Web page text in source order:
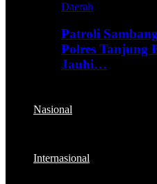
Daerah
Patroli
Polres Tanjung
Jauhi…
Nasional
Internasional